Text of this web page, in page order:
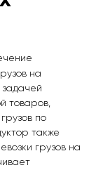
на
товаров,
по
также
грузов на